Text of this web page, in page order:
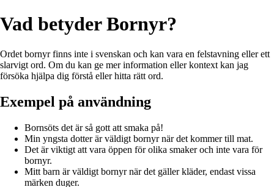
Vad betyder Bornyr?
Ordet bornyr finns inte i svenskan och kan vara en felstavning eller ett
slarvigt ord. Om du kan ge mer information eller kontext kan jag
försöka hjälpa dig förstå eller hitta rätt ord.
Exempel på användning
Bornsöts det är så gott att smaka på!
Min yngsta dotter är väldigt bornyr när det kommer till mat.
Det är viktigt att vara öppen för olika smaker och inte vara för
bornyr.
Mitt barn är väldigt bornyr när det gäller kläder, endast vissa
märken duger.